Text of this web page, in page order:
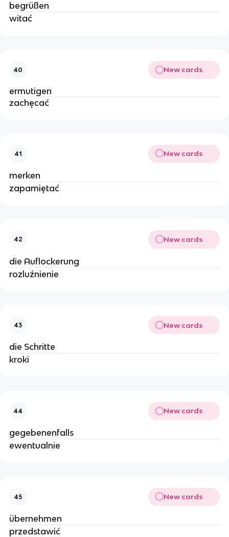
begrüßen
witać
40 New cards
ermutigen
zachęcać
41 New cards
merken
zapamiętać
42 New cards
die Auflockerung
rozluźnienie
43 New cards
die Schritte
kroki
44 New cards
gegebenenfalls
ewentualnie
45 New cards
übernehmen
przedstawić